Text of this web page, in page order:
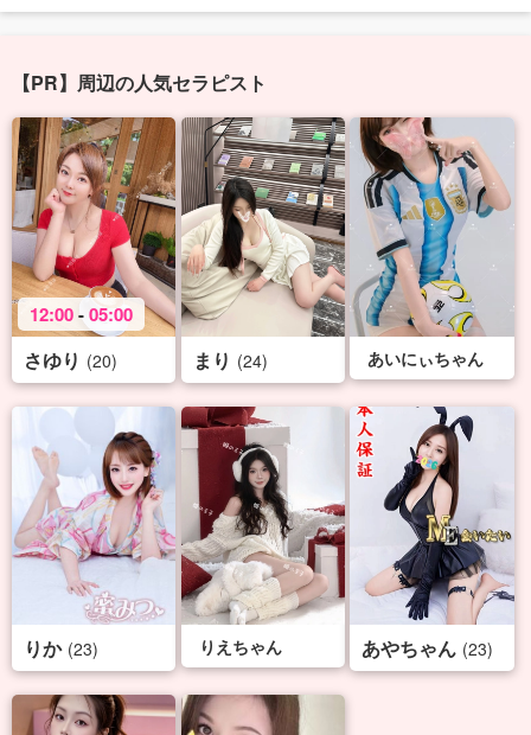
【PR】周辺の人気セラピスト
12:00-05:00
さゆり (20) まり (24) あいにぃちゃん
りか (23) りえちゃん あやちゃん (23)